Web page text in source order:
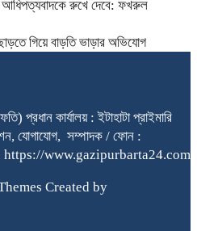
আধিপত্যবাদকে রুখে দেবে: ফখরুল
গিয়ে বাড়তি ভাড়ার অভিযোগ
প্রধান কার্যালয় : ইটাহাটা প্রাইমারি
যোগাযোগ, সম্পাদক / ফোন :
https://www.gazipurbarta24.com
Created by